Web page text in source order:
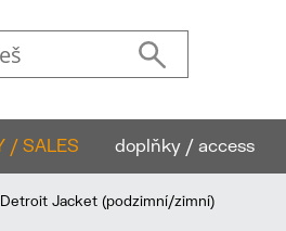
/ SALES doplňky / access
Jacket (podzimní/zimní)